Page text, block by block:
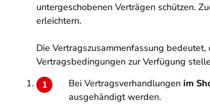
untergeschobenen Verträgen schützen.
erleichtern.
Die Vertragszusammenfassung
Vertragsbedingungen zur Verfügung
Bei Vertragsverhandlungen im
ausgehändigt werden.